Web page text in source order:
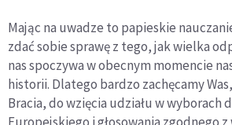
Mając na uwadze to papieskie
zdać sobie sprawę z tego, jak wielka
nas spoczywa w obecnym momencie
historii. Dlatego bardzo zachęcamy
Bracia, do wzięcia udziału w wyborach